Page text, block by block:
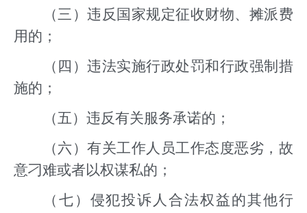
（三）违反国家规定征收财物、摊派费
用的；
（四）违法实施行政处罚和行政强制措
施的；
（五）违反有关服务承诺的；
（六）有关工作人员工作态度恶劣，故
意刁难或者以权谋私的；
（七）侵犯投诉人合法权益的其他行